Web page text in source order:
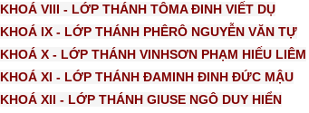
KHOÁ VIII - LỚP THÁNH TÔMA ĐINH VIẾT DỤ
KHOÁ IX - LỚP THÁNH PHÊRÔ NGUYỄN VĂN TỰ
KHOÁ X - LỚP THÁNH VINHSƠN PHẠM HIẾU LIÊM
KHOÁ XI - LỚP THÁNH ĐAMINH ĐINH ĐỨC MẬU
KHOÁ XII - LỚP THÁNH GIUSE NGÔ DUY HIỂN